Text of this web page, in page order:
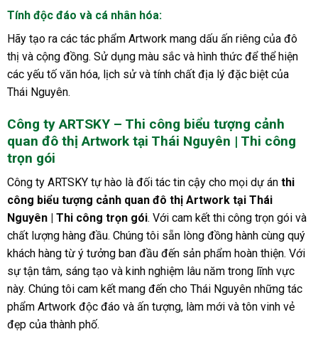
Tính độc đáo và cá nhân hóa:
Hãy tạo ra các tác phẩm Artwork mang dấu ấn riêng của đô
thị và cộng đồng. Sử dụng màu sắc và hình thức để thể hiện
các yếu tố văn hóa, lịch sử và tính chất địa lý đặc biệt của
Thái Nguyên.
Công ty ARTSKY – Thi công biểu tượng cảnh
quan đô thị Artwork tại Thái Nguyên | Thi công
trọn gói
Công ty ARTSKY tự hào là đối tác tin cậy cho mọi dự án thi
công biểu tượng cảnh quan đô thị Artwork tại Thái
Nguyên | Thi công trọn gói. Với cam kết thi công trọn gói và
chất lượng hàng đầu. Chúng tôi sẵn lòng đồng hành cùng quý
khách hàng từ ý tưởng ban đầu đến sản phẩm hoàn thiện. Với
sự tận tâm, sáng tạo và kinh nghiệm lâu năm trong lĩnh vực
này. Chúng tôi cam kết mang đến cho Thái Nguyên những tác
phẩm Artwork độc đáo và ấn tượng, làm mới và tôn vinh vẻ
đẹp của thành phố.